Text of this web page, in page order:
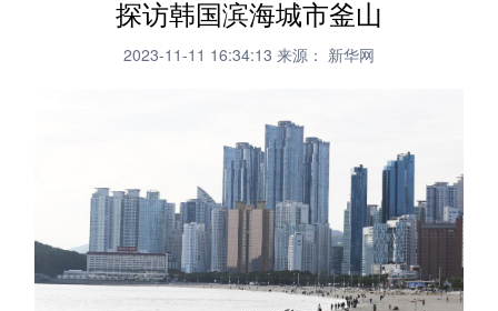
高层 时政
财经 网评
量子 体育
书画 健康 军事
访谈 视频 图片 政务
中央文件 金融 汽车
探访韩国滨海城市釜山
2023-11-11 16:34:13 来源： 新华网